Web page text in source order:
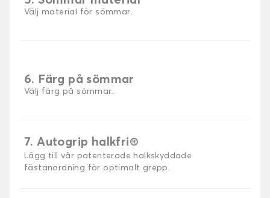
Välj material för sömmar.
6. Färg på sömmar
Välj färg på sömmar.
7. Autogrip halkfri®
Lägg till vår patenterade halkskyddade
fästanordning för optimalt grepp.